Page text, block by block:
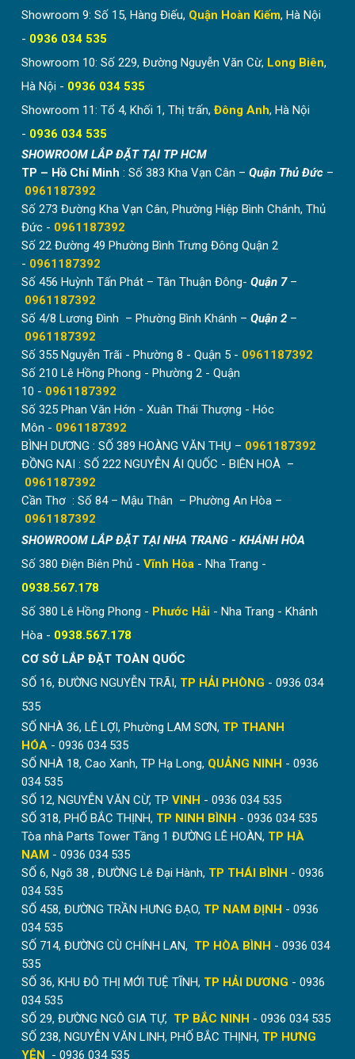
Showroom 9: Số 15, Hàng Điếu, Quận Hoàn Kiếm, Hà Nội
- 0936 034 535
Showroom 10: Số 229, Đường Nguyễn Văn Cừ, Long Biên,
Hà Nội - 0936 034 535
Showroom 11: Tổ 4, Khối 1, Thị trấn, Đông Anh, Hà Nội
- 0936 034 535
SHOWROOM LẮP ĐẶT TẠI TP HCM
TP – Hồ Chí Minh : Số 383 Kha Vạn Cân – Quận Thủ Đức –
0961187392
Số 273 Đường Kha Vạn Cân, Phường Hiệp Bình Chánh, Thủ
Đức - 0961187392
Số 22 Đường 49 Phường Bình Trưng Đông Quận 2
- 0961187392
Số 456 Huỳnh Tấn Phát – Tân Thuận Đông- Quận 7–
0961187392
Số 4/8 Lương Đình – Phường Bình Khánh – Quận 2 –
0961187392
Số 355 Nguyễn Trãi - Phường 8 - Quận 5 - 0961187392
Số 210 Lê Hồng Phong - Phường 2 - Quận
10 - 0961187392
Số 325 Phan Văn Hớn - Xuân Thái Thượng - Hóc
Môn - 0961187392
BÌNH DƯƠNG : SỐ 389 HOÀNG VĂN THỤ – 0961187392
ĐỒNG NAI : SỐ 222 NGUYỄN ÁI QUỐC - BIÊN HOÀ –
0961187392
Cần Thơ : Số 84 – Mậu Thân – Phường An Hòa –
0961187392
SHOWROOM LẮP ĐẶT TẠI NHA TRANG - KHÁNH HÒA
Số 380 Điện Biên Phủ - Vĩnh Hòa - Nha Trang -
0938.567.178
Số 380 Lê Hồng Phong - Phước Hải - Nha Trang - Khánh
Hòa - 0938.567.178
CƠ SỞ LẮP ĐẶT TOÀN QUỐC
SỐ 16, ĐƯỜNG NGUYỄN TRÃI, TP HẢI PHÒNG - 0936 034
535
SỐ NHÀ 36, LÊ LỢI, Phường LAM SƠN, TP THANH
HÓA - 0936 034 535
SỐ NHÀ 18, Cao Xanh, TP Hạ Long, QUẢNG NINH - 0936
034 535
SỐ 12, NGUYỄN VĂN CỪ, TP VINH - 0936 034 535
SỐ 318, PHỐ BẮC THỊNH, TP NINH BÌNH - 0936 034 535
Tòa nhà Parts Tower Tầng 1 ĐƯỜNG LÊ HOÀN, TP HÀ
NAM - 0936 034 535
SỐ 6, Ngõ 38 , ĐƯỜNG Lê Đại Hành, TP THÁI BÌNH - 0936
034 535
SỐ 458, ĐƯỜNG TRẦN HƯNG ĐẠO, TP NAM ĐỊNH - 0936
034 535
SỐ 714, ĐƯỜNG CÙ CHÍNH LAN, TP HÒA BÌNH - 0936 034
535
SỐ 36, KHU ĐÔ THỊ MỚI TUỆ TĨNH, TP HẢI DƯƠNG - 0936
034 535
SỐ 29, ĐƯỜNG NGÔ GIA TỰ, TP BẮC NINH - 0936 034 535
SỐ 238, NGUYỄN VĂN LINH, PHỐ BẮC THỊNH, TP HƯNG
YÊN - 0936 034 535